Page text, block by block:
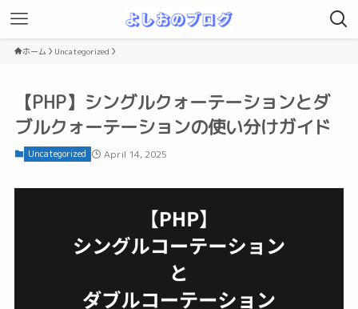
ホーム Uncategorized
【PHP】シングルクォーテーションとダ
ブルクォーテーションの使い分けガイド
Uncategorized April 14, 2025